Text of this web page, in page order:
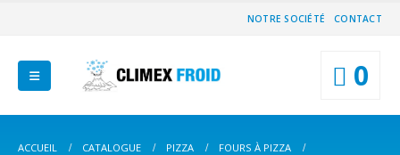
NOTRE SOCIÉTÉ CONTACT
0
ACCUEIL CATALOGUE PIZZA
FOURS À PIZZA